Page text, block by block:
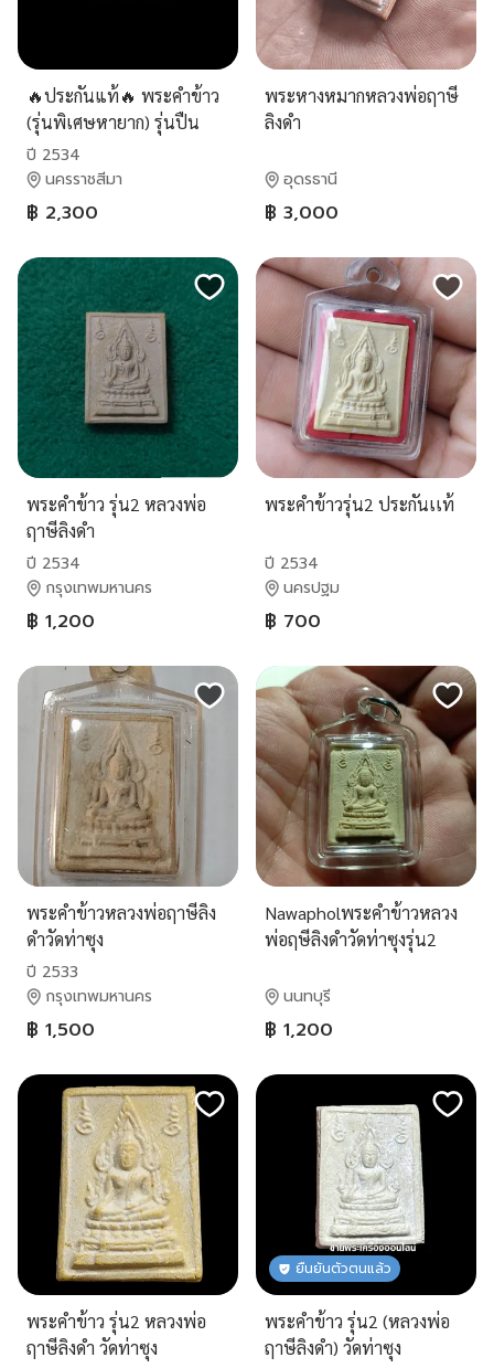
🔥ประกันแท้🔥 พระคำข้าว
(รุ่นพิเศษหายาก) รุ่นปืน
แตก ปี34 ปิดทองเร่งโชค
ลาภ (แท้ทันหลวงพ่อ)
ปี 2534
นครราชสีมา
฿ 2,300
พระหางหมากหลวงพ่อฤาษี
ลิงดำ
อุดรธานี
฿ 3,000
พระคำข้าว รุ่น2 หลวงพ่อ
ฤาษีลิงดำ
ปี 2534
กรุงเทพมหานคร
฿ 1,200
พระคำข้าวรุ่น2 ประกันเเท้
ปี 2534
นครปฐม
฿ 700
พระคำข้าวหลวงพ่อฤาษีลิง
ดำวัดท่าซุง
ปี 2533
กรุงเทพมหานคร
฿ 1,500
Nawapholพระคำข้าวหลวง
พ่อฤษีลิงดำวัดท่าซุงรุ่น2
นนทบุรี
฿ 1,200
พระคำข้าว รุ่น2 หลวงพ่อ
ฤาษีลิงดำ วัดท่าซุง
ยืนยันตัวตนแล้ว
พระคำข้าว รุ่น2 (หลวงพ่อ
ฤาษีลิงดำ) วัดท่าซุง